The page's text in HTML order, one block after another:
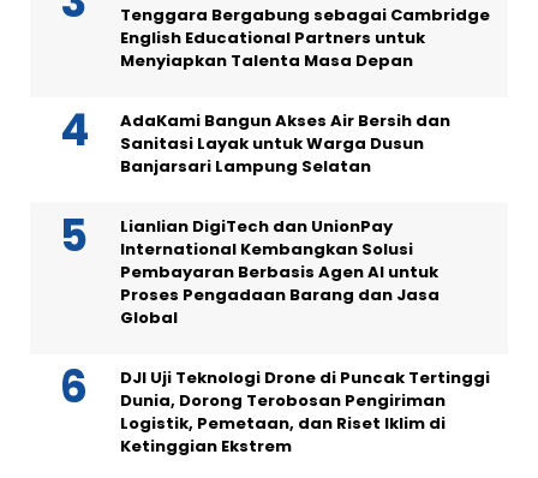
Tenggara Bergabung sebagai Cambridge
English Educational Partners untuk
Menyiapkan Talenta Masa Depan
AdaKami Bangun Akses Air Bersih dan
Sanitasi Layak untuk Warga Dusun
Banjarsari Lampung Selatan
Lianlian DigiTech dan UnionPay
International Kembangkan Solusi
Pembayaran Berbasis Agen AI untuk
Proses Pengadaan Barang dan Jasa
Global
DJI Uji Teknologi Drone di Puncak Tertinggi
Dunia, Dorong Terobosan Pengiriman
Logistik, Pemetaan, dan Riset Iklim di
Ketinggian Ekstrem